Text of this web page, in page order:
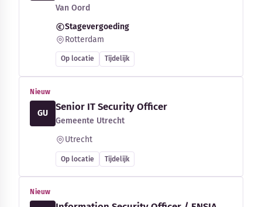
Van Oord
Stagevergoeding
Rotterdam
Op locatie Tijdelijk
Nieuw
GU
Senior IT Security Officer
Gemeente Utrecht
Utrecht
Op locatie Tijdelijk
Nieuw